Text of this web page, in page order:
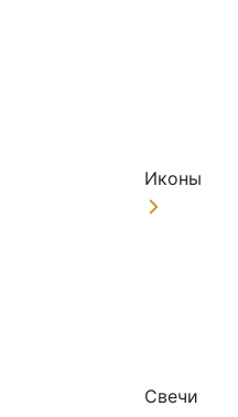
Иконы
Свечи